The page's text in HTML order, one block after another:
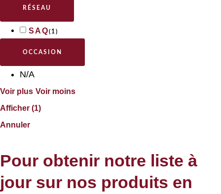
RÉSEAU
SAQ( 1 )
OCCASION
N/A
Voir plus Voir moins
Afficher (1)
Annuler
Pour obtenir notre liste à
jour sur nos produits en